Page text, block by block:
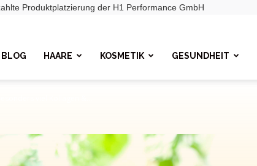
Produktplatzierung der H1 Performance GmbH
BLOG HAARE KOSMETIK GESUNDHEIT